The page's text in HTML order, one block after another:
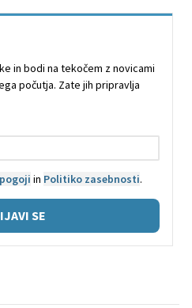
in bodi na tekočem z novicami
počutja. Zate jih pripravlja
in Politiko zasebnosti.
SE